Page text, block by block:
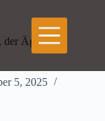
Ägyptens
5, 2025